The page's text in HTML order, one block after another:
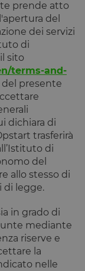
prende atto
del
dei servizi
di
sito
terms-and-
del presente
dichiara di
trasferirà
di
del
allo stesso di
di legge.
in grado di
mediante
riserve e
la
nelle